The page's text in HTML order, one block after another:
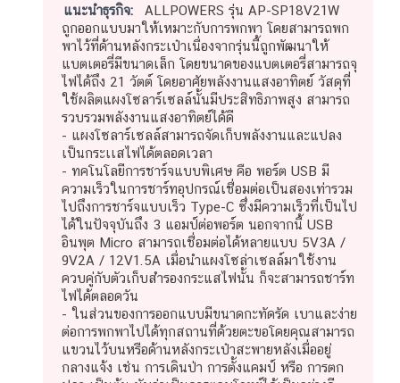
แนะนำธุรกิจ:
ALLPOWERS รุ่น AP-SP18V21W
ถูกออกแบบมาให้เหมาะกับการพกพา โดยสามารถพก
พาไว้ที่ด้านหลังกระเป๋าเนื่องจากรุ่นนี้ถูกพัฒนาให้
แบตเตอรี่มีขนาดเล็ก โดยขนาดของแบตเตอรี่สามารถจุ
ไฟได้ถึง 21 วัตต์ โดยอาศัยพลังงานแสงอาทิตย์ วัสดุที่
ใช้ผลิตแผงโซลาร์เซลล์นั้นมีประสิทธิภาพสูง สามารถ
รวบรวมพลังงานแสงอาทิตย์ได้ดี
- แผงโซลาร์เซลล์สามารถจัดเก็บพลังงานและแปลง
เป็นกระเเสไฟได้ตลอดเวลา
- ทคโนโลยีการชาร์จแบบพิเศษ คือ พอร์ต USB มี
ความเร็วในการชาร์ทอุปกรณ์เชื่อมต่อเป็นสองเท่ารวม
ไปถึงการชาร์จแบบเร็ว Type-C ซึ่งมีความเร็วที่เป็นไป
ได้ในปัจจุบันถึง 3 แอมป์ต่อพอร์ต นอกจากนี้ USB
อินพุต Micro สามารถเชื่อมต่อได้หลายแบบ 5V3A /
9V2A / 12V1.5A เมื่อนำแผงโซล่าเซลล์มาใช้งาน
ควบคู่กับตัวเก็บสำรองกระแสไฟนั้น ก็จะสามารถชาร์ท
ไฟได้ตลอดวัน
- ในส่วนของการออกแบบมีขนาดกะทัดรัด เบาและง่าย
ต่อการพกพาไปได้ทุกสถานที่ด้วยตะขอโดยคุณสามารถ
แขวนไว้บนหรือด้านหลังกระเป๋าสะพายหลังเมื่ออยู่
กลางแจ้ง เช่น การเดินป่า การตั้งแคมป์ หรือ การตก